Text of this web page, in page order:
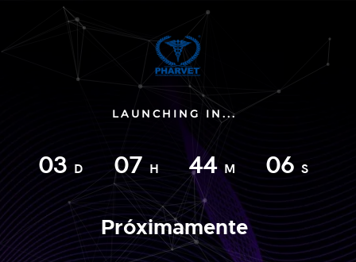
LAUNCHING IN...
03 D 07 H 44 M 06 S
Próximamente